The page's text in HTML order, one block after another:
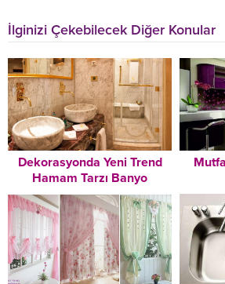
İlginizi Çekebilecek Diğer Konular
Dekorasyonda Yeni Trend
Hamam Tarzı Banyo
Dekorasyonu Modelleri